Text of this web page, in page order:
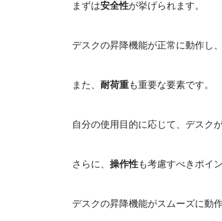
まずは安全性が挙げられます。
デスクの昇降機能が正常に動作し
また、 耐荷重も重要な要素です。
自分の使用目的に応じて、デスク
さらに、 操作性も考慮すべきポイ
デスクの昇降機能がスムーズに動